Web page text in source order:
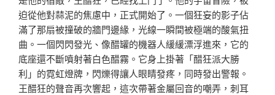
迫從他對蒜泥的焦慮中，正式開始了。一個狂妄的影子佔
滿了那扇被撞破的牆門邊緣，光線一瞬間被極端的酸氣扭
曲。一個閃閃發光、像醋罐的機器人緩緩漂浮進來，它的
底座還不斷噴射著白色醋霧。它身上掛著「醋狂派大勝
利」的霓虹燈牌，閃爍得讓人眼睛發疼，同時發出警報。
王醋狂的聲音再次響起，這次帶著金屬回音的嘲弄，刺耳